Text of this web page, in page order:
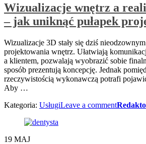
Wizualizacje wnętrz a
– jak uniknąć pułapek
Wizualizacje 3D stały się dziś
projektowania wnętrz. Ułatwiają
a klientem, pozwalają wyobrazić sobie
sposób prezentują koncepcję. Jednak
rzeczywistością wykonawczą potrafi
Aby …
Kategoria: UsługiLeave a comment
19 MAJ